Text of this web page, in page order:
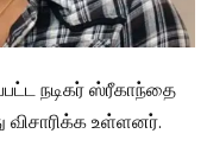
நடிகர் ஸ்ரீகாந்தை
விசாரிக்க உள்ளனர்.